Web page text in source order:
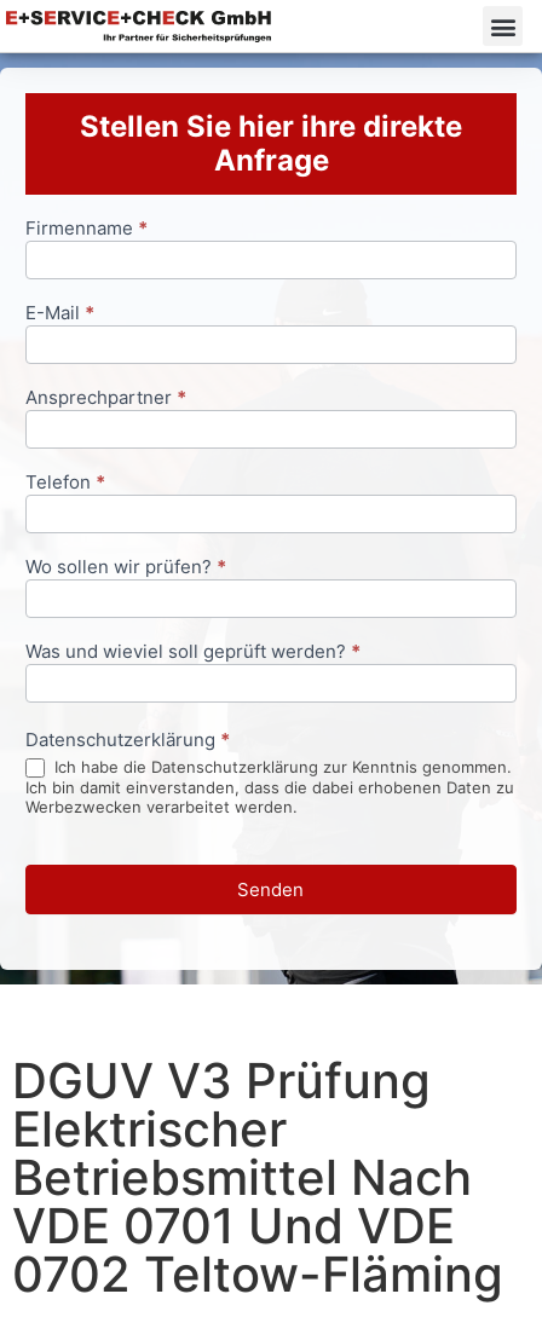
Stellen Sie hier ihre direkte
Anfrage
Anfrageformular
Firmenname *
E-Mail *
Ansprechpartner *
Telefon *
Wo sollen wir prüfen? *
Was und wieviel soll geprüft werden? *
Datenschutzerklärung *
Ich habe die Datenschutzerklärung zur Kenntnis genommen.
Ich bin damit einverstanden, dass die dabei erhobenen Daten zu
Werbezwecken verarbeitet werden.
Senden
DGUV V3 Prüfung
Elektrischer
Betriebsmittel Nach
VDE 0701 Und VDE
0702 Teltow-Fläming